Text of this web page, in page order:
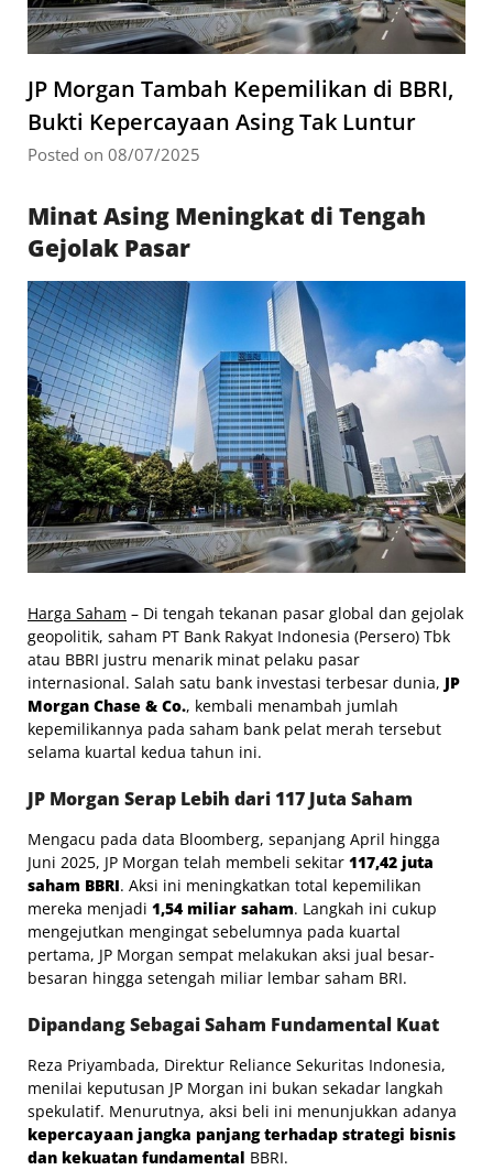
JP Morgan Tambah Kepemilikan di BBRI,
Bukti Kepercayaan Asing Tak Luntur
Posted on 08/07/2025
Minat Asing Meningkat di Tengah
Gejolak Pasar
Harga Saham – Di tengah tekanan pasar global dan gejolak
geopolitik, saham PT Bank Rakyat Indonesia (Persero) Tbk
atau BBRI justru menarik minat pelaku pasar
internasional. Salah satu bank investasi terbesar dunia, JP
Morgan Chase & Co., kembali menambah jumlah
kepemilikannya pada saham bank pelat merah tersebut
selama kuartal kedua tahun ini.
JP Morgan Serap Lebih dari 117 Juta Saham
Mengacu pada data Bloomberg, sepanjang April hingga
Juni 2025, JP Morgan telah membeli sekitar 117,42 juta
saham BBRI. Aksi ini meningkatkan total kepemilikan
mereka menjadi 1,54 miliar saham. Langkah ini cukup
mengejutkan mengingat sebelumnya pada kuartal
pertama, JP Morgan sempat melakukan aksi jual besar-
besaran hingga setengah miliar lembar saham BRI.
Dipandang Sebagai Saham Fundamental Kuat
Reza Priyambada, Direktur Reliance Sekuritas Indonesia,
menilai keputusan JP Morgan ini bukan sekadar langkah
spekulatif. Menurutnya, aksi beli ini menunjukkan adanya
kepercayaan jangka panjang terhadap strategi bisnis
dan kekuatan fundamental BBRI.